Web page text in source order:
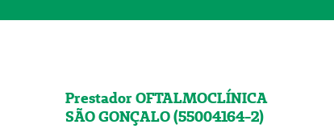
Prestador OFTALMOCLÍNICA
SÃO GONÇALO (55004164-2)